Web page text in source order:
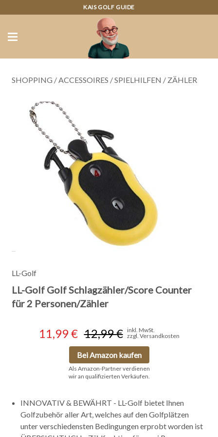
KAIS GOLF GUIDE
SHOPPING /ACCESSOIRES /SPIELHILFEN / ZÄHLER
LL-Golf
LL-Golf Golf Schlagzähler/Score Counter
für 2 Personen/Zähler
11,99 € 12,99 € inkl. MwSt.
zzgl. Versandkosten
Bei Amazon kaufen
Als Amazon-Partner verdienen
wir an qualifizierten Verkäufen.
INNOVATIV & BEWÄHRT - LL-Golf bietet Ihnen
Golfzubehör aller Art, welches auf den Golfplätzen
unter verschiedensten Bedingungen erprobt worden ist